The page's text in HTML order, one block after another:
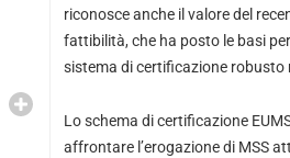
riconosce anche il valore del
fattibilità, che ha posto le basi
sistema di certificazione robusto
Lo schema di certificazione
affrontare l’erogazione di MSS